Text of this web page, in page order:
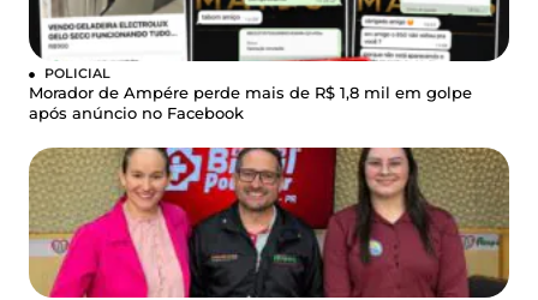
POLICIAL
Morador de Ampére perde mais de R$ 1,8 mil em golpe
após anúncio no Facebook